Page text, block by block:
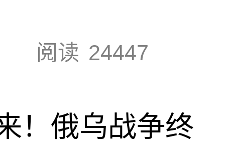
阅读 24447
！俄乌战争终